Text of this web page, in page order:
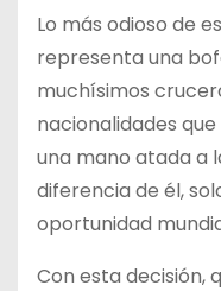
Lo más odioso de
representa una
muchísimos
nacionalidades
una mano atada a
diferencia de él,
oportunidad
Con esta decisión,